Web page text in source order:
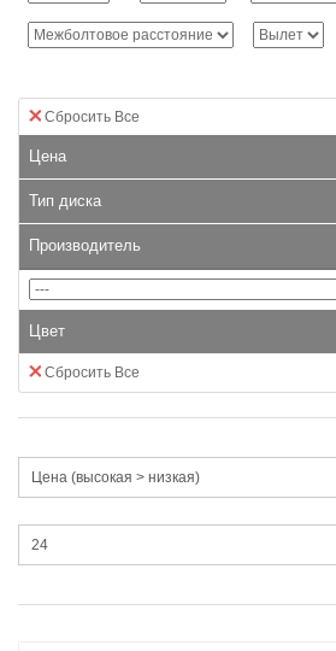
Сбросить Все
Цена
Тип диска
Производитель
Цвет
Сбросить Все